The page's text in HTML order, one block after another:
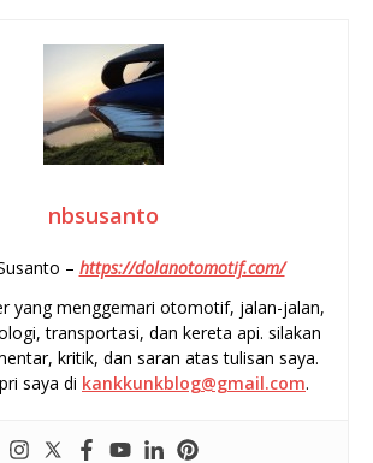
nbsusanto
– https://dolanotomotif.com/
yang menggemari otomotif, jalan-jalan,
transportasi, dan kereta api. silakan
kritik, dan saran atas tulisan saya.
saya di kankkunkblog@gmail.com.